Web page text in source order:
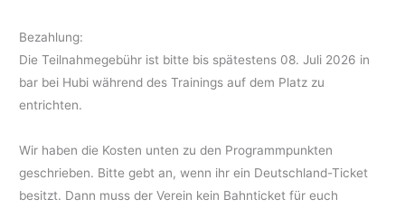
Bezahlung:
Die Teilnahmegebühr ist bitte bis spätestens 08. Juli 2026 in
bar bei Hubi während des Trainings auf dem Platz zu
entrichten.
Wir haben die Kosten unten zu den Programmpunkten
geschrieben. Bitte gebt an, wenn ihr ein Deutschland-Ticket
besitzt. Dann muss der Verein kein Bahnticket für euch